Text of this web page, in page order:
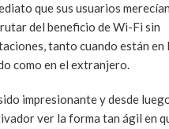
que sus usuarios merecían
del beneficio de Wi-Fi sin
tanto cuando están en
como en el extranjero.
impresionante y desde
ver la forma tan ágil en